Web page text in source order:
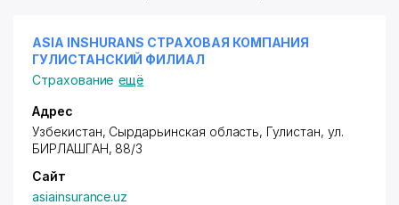
ASIA INSHURANS СТРАХОВАЯ КОМПАНИЯ
ГУЛИСТАНСКИЙ ФИЛИАЛ
Страхование ещё
Адрес
Узбекистан, Сырдарьинская область, Гулистан, ул.
БИРЛАШГАН, 88/3
Сайт
asiainsurance.uz